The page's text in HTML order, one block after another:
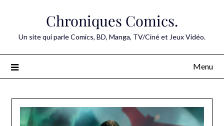
Chroniques Comics.
Un site qui parle Comics, BD, Manga, TV/Ciné et Jeux Vidéo.
Menu